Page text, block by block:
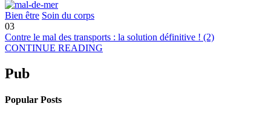
Bien être Soin du corps
03
Contre le mal des transports : la solution définitive ! (2)
CONTINUE READING
Pub
Popular Posts